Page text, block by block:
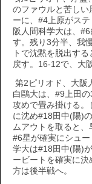
のファウルと苦し
ーに、#4上原がス
阪人間科学大は、
す。残り3分半、我
トで沈黙を脱出す
戻す。16-12で、大
第2ピリオド、大阪
白鷗大は、#9上田
攻めで畳み掛ける
に沈め#18田中(陽)
ムアウトを取ると、
#6星が確実にシュ
学大は#18田中(陽)
ービートを確実に
方は後半戦へ。